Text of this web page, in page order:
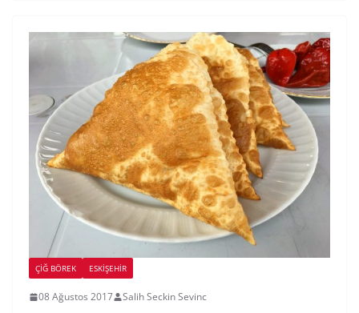
ÇIĞ BÖREK ESKIŞEHIR
08 Ağustos 2017 Salih Seckin Sevinc